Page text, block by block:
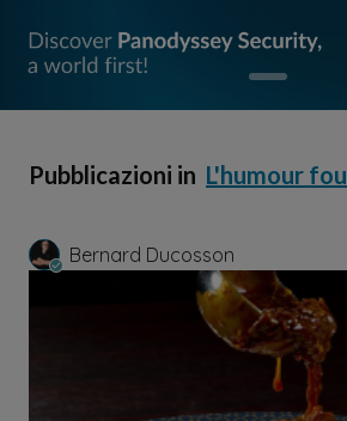
Pubblicazioni in L'humour fou
Bernard Ducosson